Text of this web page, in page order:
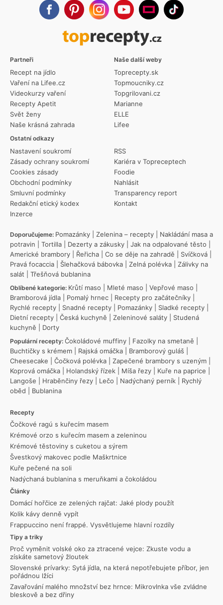
Partneři
Recept na jídlo
Vaření na Lifee.cz
Videokurzy vaření
Recepty Apetit
Svět ženy
Naše krásná zahrada
Ostatní odkazy
Nastavení soukromí
Zásady ochrany soukromí
Cookies zásady
Obchodní podmínky
Smluvní podmínky
Redakční etický kodex
Inzerce
RSS
Kariéra v Topreceptech
Foodie
Nahlásit
Transparency report
Kontakt
Naše další weby
Toprecepty.sk
Topmoucniky.cz
Topgrilovani.cz
Marianne
ELLE
Lifee
Doporučujeme: Pomazánky Zelenina – recepty
Nakládání masa a
potravin
Tortilla Dezerty a zákusky Jak na odpalované těsto
Americké brambory
Řeřicha Co se děje na zahradě Svíčková
Pravá focaccia
Šlehačková bábovka Zelná polévka
Zálivky na
salát
Třešňová bublanina
Oblíbené kategorie: Krůtí maso Mleté maso Vepřové maso
Bramborová jídla
Pomalý hrnec Recepty pro začátečníky
Rychlé recepty
Snadné recepty Pomazánky Sladké recepty
Dietní recepty
Česká kuchyně Zeleninové saláty
Studená
kuchyně
Dorty
Populární recepty: Čokoládové muffiny Fazolky na smetaně
Buchtičky s krémem
Rajská omáčka Bramborový guláš
Cheesecake
Čočková polévka Zapečené brambory s uzeným
Koprová omáčka
Holandský řízek Míša řezy Kuře na paprice
Langoše
Hraběnčiny řezy Lečo Nadýchaný perník
Rychlý
oběd
Bublanina
Recepty
Čočkové ragú s kuřecím masem
Krémové orzo s kuřecím masem a zeleninou
Krémové těstoviny s cuketou a sýrem
Švestkový makovec podle Maškrtnice
Kuře pečené na soli
Nadýchaná bublanina s meruňkami a čokoládou
Články
Domácí hořčice ze zelených rajčat: Jaké plody použít
Kolik kávy denně vypít
Frappuccino není frappé. Vysvětlujeme hlavní rozdíly
Tipy a triky
Proč vyměnit volské oko za ztracené vejce: Zkuste vodu a
získáte sametový žloutek
Slovenské prívarky: Sytá jídla, na která nepotřebujete příbor, jen
pořádnou lžíci
Zavařování malého množství bez hrnce: Mikrovlnka vše zvládne
bleskově a bez dřiny